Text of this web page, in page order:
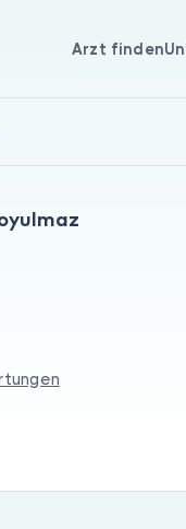
Arzt finden